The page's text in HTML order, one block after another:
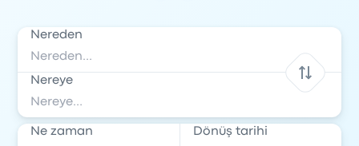
Nereden
Nereye
Ne zaman Dönüş tarihi